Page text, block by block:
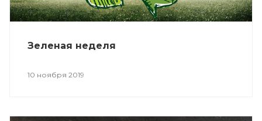
Зеленая неделя
10 ноября 2019